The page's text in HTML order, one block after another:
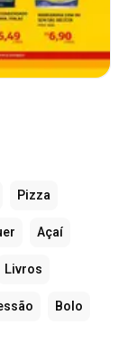
Pizza
Açaí
Livros
Bolo